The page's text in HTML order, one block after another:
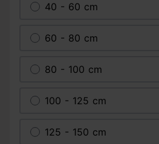
40 - 60 cm
60 - 80 cm
80 - 100 cm
100 - 125 cm
125 - 150 cm